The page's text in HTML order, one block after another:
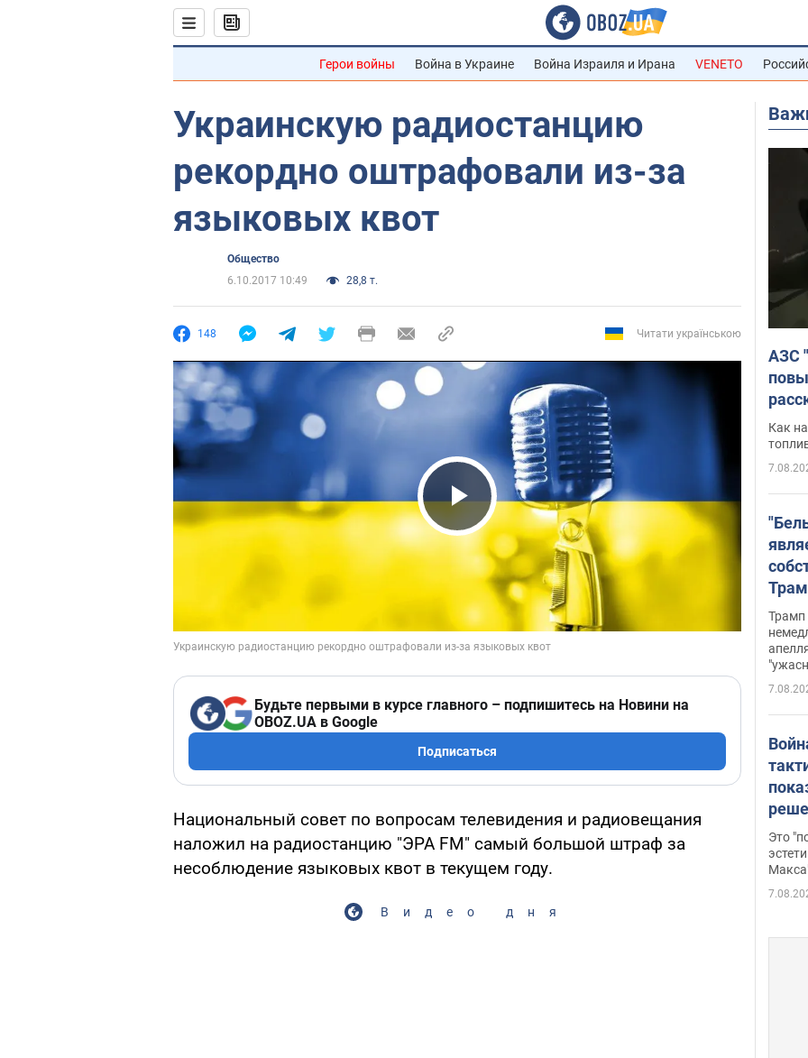
Герои войны Война в Украине Война Израиля и Ирана VENETO
Украинскую радиостанцию
рекордно оштрафовали из-за
языковых квот
Общество
6.10.2017 10:49
28,8 т.
148 Читати українською
Play Video
Будьте первыми в курсе главного – подпишитесь на Новини на
OBOZ.UA в Google
Подписаться
Национальный совет по вопросам телевидения и радиовещания
наложил на радиостанцию "ЭРА FM" самый большой штраф за
несоблюдение языковых квот в текущем году.
Видео дня
АЗС
Как
Трамп
Это